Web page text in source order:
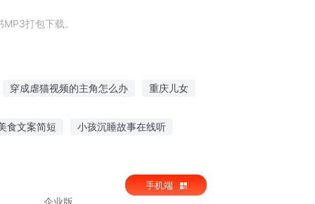
打包下载。
穿成虐猫视频的主角怎么办 重庆儿女
食文案简短 小孩沉睡故事在线听
企业版
手机端